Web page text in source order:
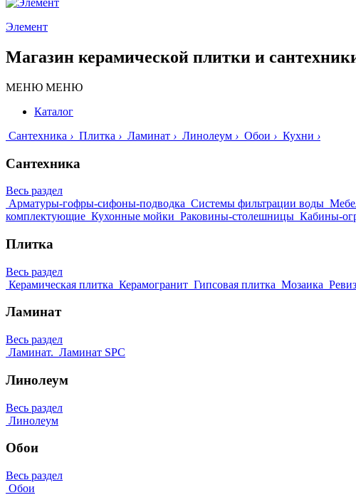
Элемент
Магазин керамической плитки и
МЕНЮ МЕНЮ
Каталог
Сантехника › Плитка › Ламинат › Линолеум › Обои › Кухни ›
Сантехника
Весь раздел
Арматуры-гофры-сифоны-подводка Системы фильтрации воды
комплектующие Кухонные мойки Раковины-столешницы Кабины-
Плитка
Весь раздел
Керамическая плитка Керамогранит Гипсовая плитка Мозаика
Ламинат
Весь раздел
Ламинат. Ламинат SPC
Линолеум
Весь раздел
Линолеум
Обои
Весь раздел
Обои